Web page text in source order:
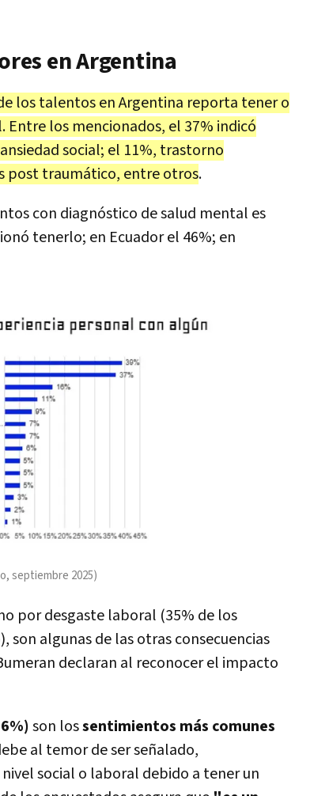
en Argentina
los talentos en Argentina reporta tener o
los mencionados, el 37% indicó
social; el 11%, trastorno
post traumático, entre otros.
con diagnóstico de salud mental es
tenerlo; en Ecuador el 46%; en
septiembre 2025)
por desgaste laboral (35% de los
algunas de las otras consecuencias
declaran al reconocer el impacto
son lossentimientos más comunes
al temor de ser señalado,
social o laboral debido a tener un